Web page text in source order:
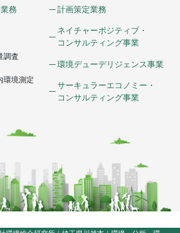
務
調査
環境測定
計画策定業務
ネイチャーポジティブ・
コンサルティング事業
環境デューデリジェンス事業
サーキュラーエコノミー・
コンサルティング事業